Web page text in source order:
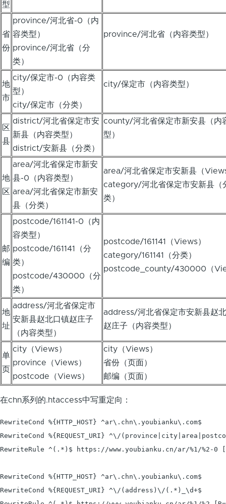
型
省
份
province/河北省-0（内
容类型）
province/河北省（分
类）
province/河北省（内容类型）
地
市
city/保定市-0（内容类
型）
city/保定市（分类）
city/保定市（内容类型）
区
县
district/河北省保定市安
新县（内容类型）
district/安新县（分类）
county/河北省保定市新安县（内
型）
地
区
area/河北省保定市新安
县-0（内容类型）
area/河北省保定市新安
县（分类）
area/河北省保定市安新县（
category/河北省保定市安新县（
类）
邮
编
postcode/161141-0（内
容类型）
postcode/161141（分
类）
postcode/430000（分
类）
postcode/161141（Views）
category/161141（分类）
postcode_county/430000（
地
址
address/河北省保定市
安新县赵北口镇赵庄子
（内容类型）
address/河北省保定市安新县赵
赵庄子（内容类型）
单
页
city（Views）
province（Views）
postcode（Views）
city（Views）
省份（页面）
邮编（页面）
在chn系列的.htaccess中写重定向：
RewriteCond %{HTTP_HOST} ^ar\.chn\.youbianku\.com$
RewriteCond %{REQUEST_URI} ^\/
RewriteRule ^(.*)$ https://www.youbianku.cn/ar/%1/%2-0
RewriteCond %{HTTP_HOST} ^ar\.chn\.youbianku\.com$
RewriteCond %{REQUEST_URI} ^\/(address)\/(.*)_\d+$